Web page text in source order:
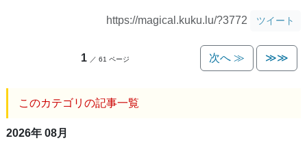
https://magical.kuku.lu/?3772 ツイート
1 ／ 61 ページ 次へ ≫ ≫≫
このカテゴリの記事一覧
2026年 08月